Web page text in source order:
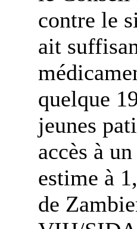
contre le
ait
quelque
jeunes
accès à
estime à
de